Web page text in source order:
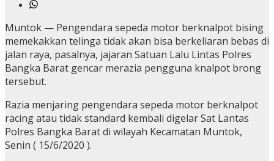
Muntok — Pengendara sepeda motor berknalpot bising
memekakkan telinga tidak akan bisa berkeliaran bebas di
jalan raya, pasalnya, jajaran Satuan Lalu Lintas Polres
Bangka Barat gencar merazia pengguna knalpot brong
tersebut.
Razia menjaring pengendara sepeda motor berknalpot
racing atau tidak standard kembali digelar Sat Lantas
Polres Bangka Barat di wilayah Kecamatan Muntok,
Senin ( 15/6/2020 ).